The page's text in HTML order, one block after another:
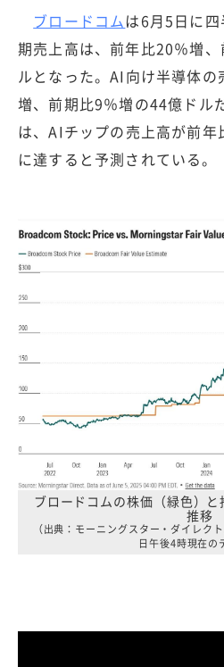
ブロードコムは6月5日に
期売上高は、前年比20％増
ルとなった。AI向け半導体
増、前期比9％増の44億ドル
は、AIチップの売上高が前
に達すると予測されている。
ブロードコムの株価（緑色）
推移
（出典：モーニングスター・ダイレク
日午後4時現在の